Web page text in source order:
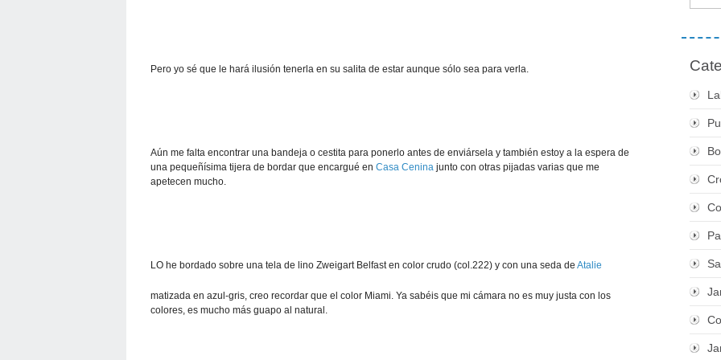
Pero yo sé que le hará ilusión tenerla en su salita de estar aunque sólo sea para verla.
Aún me falta encontrar una bandeja o cestita para ponerlo antes de enviársela y también estoy a la espera de
una pequeñísima tijera de bordar que encargué en Casa Cenina junto con otras pijadas varias que me
apetecen mucho.
LO he bordado sobre una tela de lino Zweigart Belfast en color crudo (col.222) y con una seda de Atalie
matizada en azul-gris, creo recordar que el color Miami. Ya sabéis que mi cámara no es muy justa con los
colores, es mucho más guapo al natural.